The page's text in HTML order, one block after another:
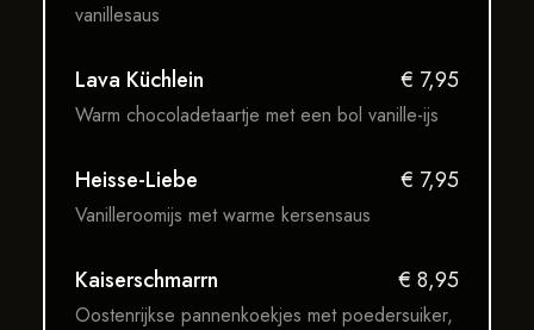
vanillesaus
Lava Küchlein € 7,95
Warm chocoladetaartje met een bol vanille-ijs
Heisse-Liebe € 7,95
Vanilleroomijs met warme kersensaus
Kaiserschmarrn € 8,95
Oostenrijkse pannenkoekjes met poedersuiker,